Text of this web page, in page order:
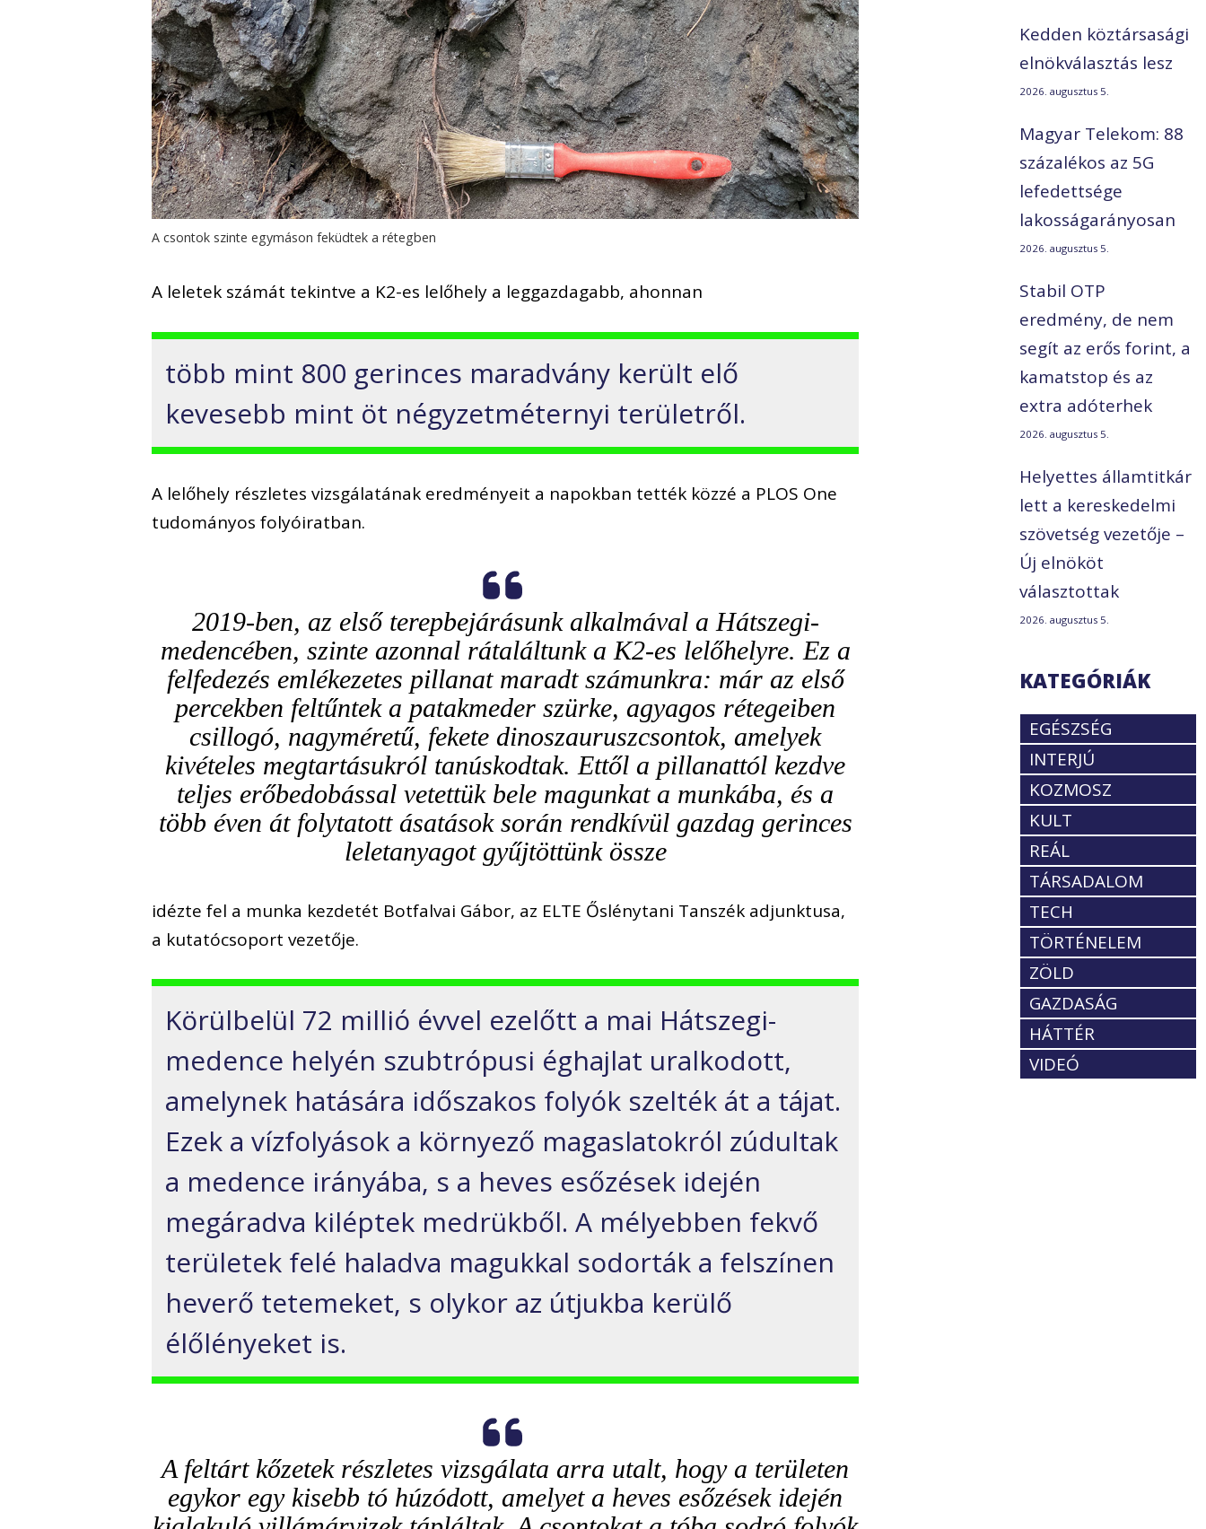
A csontok szinte egymáson feküdtek a rétegben
A leletek számát tekintve a K2-es lelőhely a leggazdagabb, ahonnan
több mint 800 gerinces maradvány került elő
kevesebb mint öt négyzetméternyi területről.
A lelőhely részletes vizsgálatának eredményeit a napokban tették közzé a PLOS One
tudományos folyóiratban.
2019-ben, az első terepbejárásunk alkalmával a Hátszegi-
medencében, szinte azonnal rátaláltunk a K2-es lelőhelyre. Ez a
felfedezés emlékezetes pillanat maradt számunkra: már az első
percekben feltűntek a patakmeder szürke, agyagos rétegeiben
csillogó, nagyméretű, fekete dinoszauruszcsontok, amelyek
kivételes megtartásukról tanúskodtak. Ettől a pillanattól kezdve
teljes erőbedobással vetettük bele magunkat a munkába, és a
több éven át folytatott ásatások során rendkívül gazdag gerinces
leletanyagot gyűjtöttünk össze
idézte fel a munka kezdetét Botfalvai Gábor, az ELTE Őslénytani Tanszék adjunktusa,
a kutatócsoport vezetője.
Körülbelül 72 millió évvel ezelőtt a mai Hátszegi-
medence helyén szubtrópusi éghajlat uralkodott,
amelynek hatására időszakos folyók szelték át a tájat.
Ezek a vízfolyások a környező magaslatokról zúdultak
a medence irányába, s a heves esőzések idején
megáradva kiléptek medrükből. A mélyebben fekvő
területek felé haladva magukkal sodorták a felszínen
heverő tetemeket, s olykor az útjukba kerülő
élőlényeket is.
A feltárt kőzetek részletes vizsgálata arra utalt, hogy a területen
egykor egy kisebb tó húzódott, amelyet a heves esőzések idején
Kedden köztársasági
elnökválasztás lesz
2026. augusztus 5.
Magyar Telekom: 88
százalékos az 5G
lefedettsége
lakosságarányosan
2026. augusztus 5.
Stabil OTP
eredmény, de nem
segít az erős forint, a
kamatstop és az
extra adóterhek
2026. augusztus 5.
Helyettes államtitkár
lett a kereskedelmi
szövetség vezetője –
Új elnököt
választottak
2026. augusztus 5.
KATEGÓRIÁK
EGÉSZSÉG
INTERJÚ
KOZMOSZ
KULT
REÁL
TÁRSADALOM
TECH
TÖRTÉNELEM
ZÖLD
GAZDASÁG
HÁTTÉR
VIDEÓ